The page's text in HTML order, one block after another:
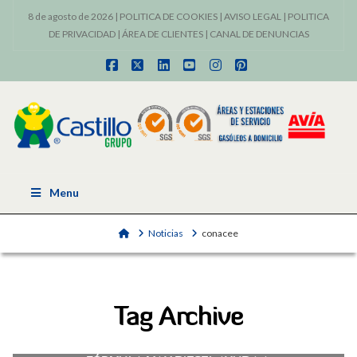
8 de agosto de 2026 | POLITICA DE COOKIES | AVISO LEGAL | POLITICA
DE PRIVACIDAD| ÁREA DE CLIENTES| CANAL DE DENUNCIAS
Facebook
X LinkedInYouTubeInstagram
Pinterest
Menu
HomeNoticias conacee
Tag Archive